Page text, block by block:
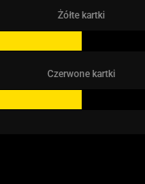
Żółte kartki
Czerwone kartki